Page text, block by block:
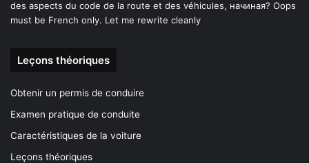
des aspects du code de la route et des véhicules, начиная? Oops
must be French only. Let me rewrite cleanly
Leçons théoriques
Obtenir un permis de conduire
Examen pratique de conduite
Caractéristiques de la voiture
Leçons théoriques